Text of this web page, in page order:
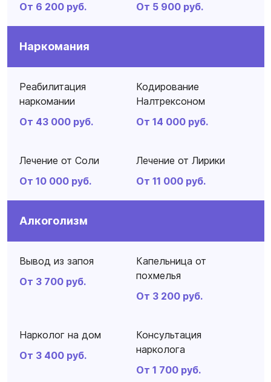
От 6 200 руб.
От 5 900 руб.
Наркомания
Реабилитация
наркомании
От 43 000 руб.
Кодирование
Налтрексоном
От 14 000 руб.
Лечение от Соли
От 10 000 руб.
Лечение от Лирики
От 11 000 руб.
Алкоголизм
Вывод из запоя
От 3 700 руб.
Капельница от
похмелья
От 3 200 руб.
Нарколог на дом
От 3 400 руб.
Консультация
нарколога
От 1 700 руб.